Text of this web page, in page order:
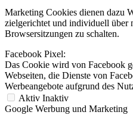
Marketing Cookies dienen dazu
zielgerichtet und individuell über
Browsersitzungen zu schalten.
Facebook Pixel:
Das Cookie wird von Facebook
Webseiten, die Dienste von
Werbeangebote aufgrund des
Aktiv Inaktiv
Google Werbung und Marketing